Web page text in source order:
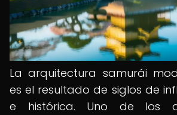
La arquitectura samurái
es el resultado de siglos de
e histórica. Uno de los